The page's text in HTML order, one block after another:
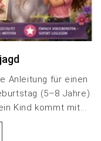
Anleitung für einen
(5–8 Jahre)
Kind kommt mit...